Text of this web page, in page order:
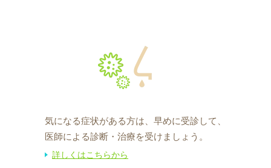
気になる症状がある方は、早めに受診して、
医師による診断・治療を受けましょう。
詳しくはこちらから